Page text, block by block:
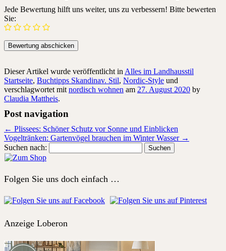
Jede Bewertung hilft uns weiter, uns zu verbessern! Bitte bewerten
Sie:
Dieser Artikel wurde veröffentlicht in Alles im Landhausstil
Startseite, Buchtipps Skandinav. Stil, Nordic-Style und
verschlagwortet mit nordisch wohnen am 27. August 2020 by
Claudia Mattheis.
Post navigation
← Plissees: Schöner Schutz vor Sonne und Einblicken
Vogeltränken: Gartenvögel brauchen im Winter Wasser →
Suchen nach:
Folgen Sie uns doch einfach …
Anzeige Loberon